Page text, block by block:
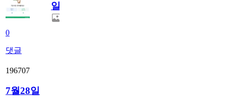
0
댓글
일
196707
7월28일